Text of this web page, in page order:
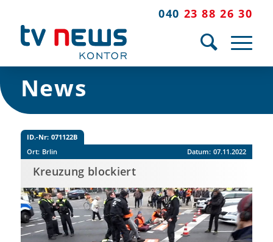
040 23 88 26 30
News
ID.-Nr: 071122B
Ort: Brlin Datum: 07.11.2022
Kreuzung blockiert